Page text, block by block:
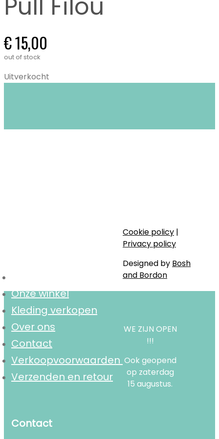
Pull Filou
€15,00
out of stock
Uitverkocht
Onze winkel
Kleding verkopen
Over ons
Contact
Verkoopvoorwaarden
Verzenden en retour
Contact
Cookie policy |
Privacy policy
Designed by Bosh
and Bordon
WE ZIJN OPEN
!!!
Ook geopend
op zaterdag
15 augustus.